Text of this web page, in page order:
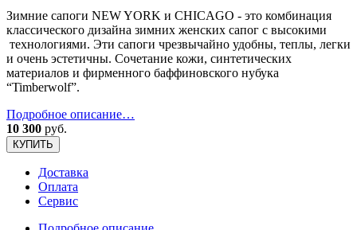
Зимние сапоги NEW YORK и CHICAGO - это комбинация
классического дизайна зимних женских сапог с высокими
технологиями. Эти сапоги чрезвычайно удобны, теплы, легки
и очень эстетичны. Сочетание кожи, синтетических
материалов и фирменного баффиновского нубука
“Timberwolf”.
Подробное описание…
10 300 руб.
КУПИТЬ
Доставка
Оплата
Сервис